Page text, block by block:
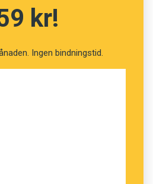
meningar om olika uttal.
visa att den traditionella
kr!
Ingen bindningstid.